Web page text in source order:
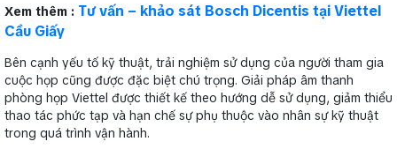
Xem thêm : Tư vấn – khảo sát Bosch Dicentis tại Viettel
Cầu Giấy
Bên cạnh yếu tố kỹ thuật, trải nghiệm sử dụng của người tham gia
cuộc họp cũng được đặc biệt chú trọng. Giải pháp âm thanh
phòng họp Viettel được thiết kế theo hướng dễ sử dụng, giảm thiểu
thao tác phức tạp và hạn chế sự phụ thuộc vào nhân sự kỹ thuật
trong quá trình vận hành.